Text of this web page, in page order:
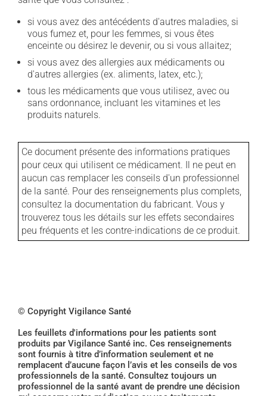
si vous avez des antécédents d'autres maladies, si
vous fumez et, pour les femmes, si vous êtes
enceinte ou désirez le devenir, ou si vous allaitez;
si vous avez des allergies aux médicaments ou
d'autres allergies (ex. aliments, latex, etc.);
tous les médicaments que vous utilisez, avec ou
sans ordonnance, incluant les vitamines et les
produits naturels.
Ce document présente des informations pratiques
pour ceux qui utilisent ce médicament. Il ne peut en
aucun cas remplacer les conseils d'un professionnel
de la santé. Pour des renseignements plus complets,
consultez la documentation du fabricant. Vous y
trouverez tous les détails sur les effets secondaires
peu fréquents et les contre-indications de ce produit.
© Copyright Vigilance Santé
Les feuillets d'informations pour les patients sont
produits par Vigilance Santé inc. Ces renseignements
sont fournis à titre d’information seulement et ne
remplacent d’aucune façon l’avis et les conseils de vos
professionnels de la santé. Consultez toujours un
professionnel de la santé avant de prendre une décision